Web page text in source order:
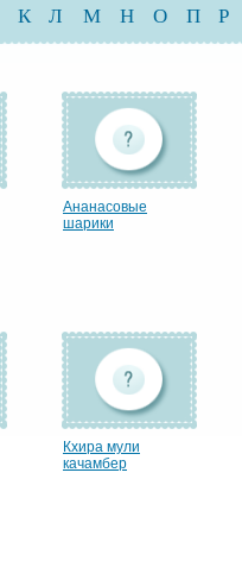
К Л М Н О П Р
Ананасовые
шарики
Кхира мули
качамбер